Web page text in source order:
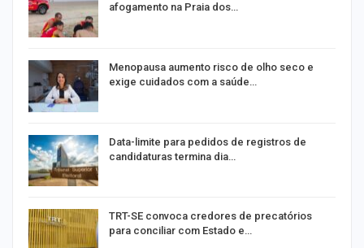
afogamento na Praia dos…
Menopausa aumento risco de olho seco e
exige cuidados com a saúde…
Data-limite para pedidos de registros de
candidaturas termina dia…
TRT-SE convoca credores de precatórios
para conciliar com Estado e…